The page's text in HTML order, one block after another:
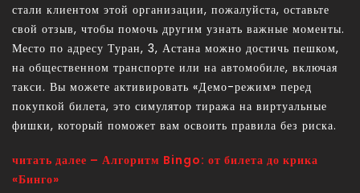
стали клиентом этой организации, пожалуйста, оставьте
свой отзыв, чтобы помочь другим узнать важные моменты.
Место по адресу Туран, 3, Астана можно достичь пешком,
на общественном транспорте или на автомобиле, включая
такси. Вы можете активировать «Демо-режим» перед
покупкой билета, это симулятор тиража на виртуальные
фишки, который поможет вам освоить правила без риска.
читать далее – Алгоритм Bingo: от билета до крика
«Бинго»